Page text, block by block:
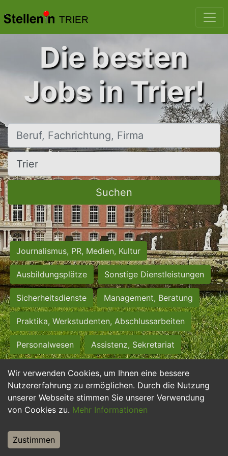
TRIER
Wir verwenden Cookies, um Ihnen eine bessere
Nutzererfahrung zu ermöglichen. Durch die Nutzung
unserer Webseite stimmen Sie unserer Verwendung
von Cookies zu. Mehr Informationen
Zustimmen
Die besten
Jobs in Trier!
Beruf, Fachrichtung, Firma
Ort, Stadt
Suchen
Journalismus, PR, Medien, Kultur
Ausbildungsplätze Sonstige Dienstleistungen
Sicherheitsdienste Management, Beratung
Praktika, Werkstudenten, Abschlussarbeiten
Personalwesen Assistenz, Sekretariat
Hilfskräfte, Aushilfs- und Nebenjobs
Einkauf, Logistik, Materialwirtschaft
Weiterbildung, Studium, duale Ausbildung
Tourismus